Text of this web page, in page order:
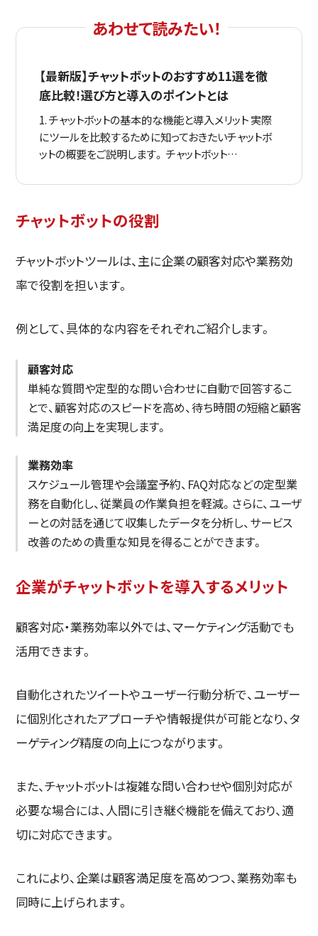
【最新版】チャットボットのおすすめ11選を徹
底比較！選び方と導入のポイントとは
1. チャットボットの基本的な機能と導入メリット 実際
にツールを比較するために知っておきたいチャットボ
ットの概要をご説明します。 チャットボット…
チャットボットの役割
チャットボットツールは、主に企業の顧客対応や業務効
率で役割を担います。
例として、具体的な内容をそれぞれご紹介します。
顧客対応
単純な質問や定型的な問い合わせに自動で回答するこ
とで、顧客対応のスピードを高め、待ち時間の短縮と顧客
満足度の向上を実現します。
業務効率
スケジュール管理や会議室予約、FAQ対応などの定型業
務を自動化し、従業員の作業負担を軽減。さらに、ユーザ
ーとの対話を通じて収集したデータを分析し、サービス
改善のための貴重な知見を得ることができます。
企業がチャットボットを導入するメリット
顧客対応・業務効率以外では、マーケティング活動でも
活用できます。
自動化されたツイートやユーザー行動分析で、ユーザー
に個別化されたアプローチや情報提供が可能となり、タ
ーゲティング精度の向上につながります。
また、チャットボットは複雑な問い合わせや個別対応が
必要な場合には、人間に引き継ぐ機能を備えており、適
切に対応できます。
これにより、企業は顧客満足度を高めつつ、業務効率も
同時に上げられます。